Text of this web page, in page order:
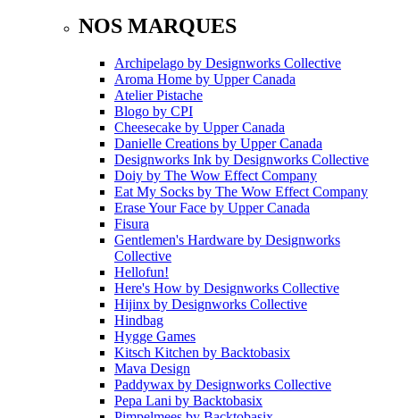
NOS MARQUES
Archipelago by Designworks Collective
Aroma Home by Upper Canada
Atelier Pistache
Blogo by CPI
Cheesecake by Upper Canada
Danielle Creations by Upper Canada
Designworks Ink by Designworks Collective
Doiy by The Wow Effect Company
Eat My Socks by The Wow Effect Company
Erase Your Face by Upper Canada
Fisura
Gentlemen's Hardware by Designworks
Collective
Hellofun!
Here's How by Designworks Collective
Hijinx by Designworks Collective
Hindbag
Hygge Games
Kitsch Kitchen by Backtobasix
Mava Design
Paddywax by Designworks Collective
Pepa Lani by Backtobasix